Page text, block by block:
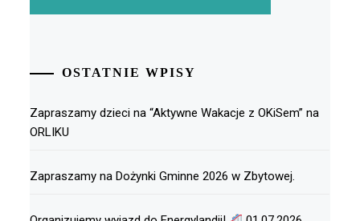
OSTATNIE WPISY
Zapraszamy dzieci na “Aktywne Wakacje z OKiSem” na
ORLIKU
Zapraszamy na Dożynki Gminne 2026 w Zbytowej.